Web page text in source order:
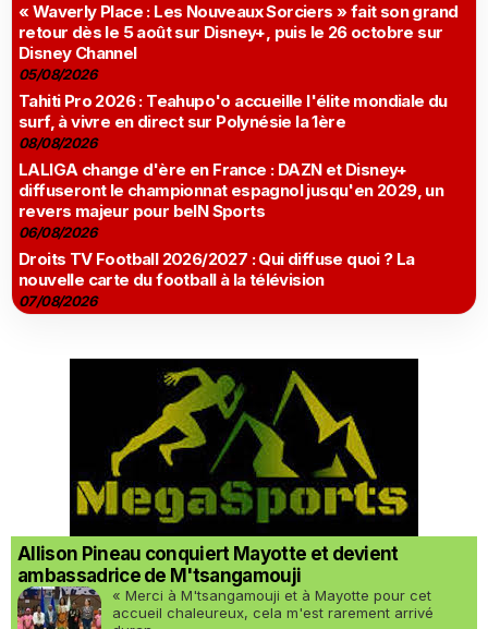
« Waverly Place : Les Nouveaux Sorciers » fait son grand
retour dès le 5 août sur Disney+, puis le 26 octobre sur
Disney Channel
05/08/2026
Tahiti Pro 2026 : Teahupo'o accueille l'élite mondiale du
surf, à vivre en direct sur Polynésie la 1ère
08/08/2026
LALIGA change d'ère en France : DAZN et Disney+
diffuseront le championnat espagnol jusqu'en 2029, un
revers majeur pour beIN Sports
06/08/2026
Droits TV Football 2026/2027 : Qui diffuse quoi ? La
nouvelle carte du football à la télévision
07/08/2026
Allison Pineau conquiert Mayotte et devient
ambassadrice de M'tsangamouji
« Merci à M'tsangamouji et à Mayotte pour cet
accueil chaleureux, cela m'est rarement arrivé